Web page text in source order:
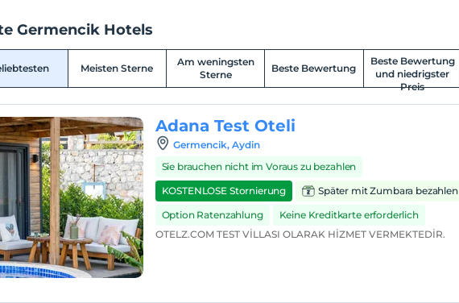
Germencik Hotels
Meisten Sterne
Am weningsten
Sterne
Beste Bewertung
Beste Bewertung
und niedrigster
Preis
Adana Test Oteli
Germencik, Aydin
Sie brauchen nicht im Voraus zu bezahlen
KOSTENLOSE Stornierung
Später mit Zumbara bezahlen
Option Ratenzahlung
Keine Kreditkarte erforderlich
OTELZ.COM TEST VİLLASI OLARAK HİZMET VERMEKTEDİR.